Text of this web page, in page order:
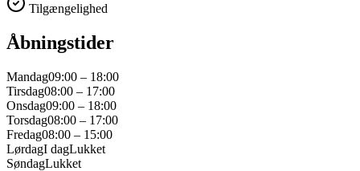
Tilgængelighed
Åbningstider
Mandag09:00 – 18:00
Tirsdag08:00 – 17:00
Onsdag09:00 – 18:00
Torsdag08:00 – 17:00
Fredag08:00 – 15:00
LørdagI dagLukket
SøndagLukket